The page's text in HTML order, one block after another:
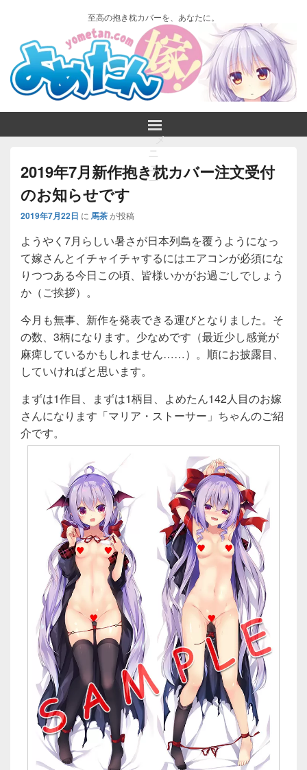
至高の抱き枕カバーを、あなたに。
メ
ニ
ュ
ー
2019年7月新作抱き枕カバー注文受付
のお知らせです
2019年7月22日 に 馬茶が投稿
ようやく7月らしい暑さが日本列島を覆うようになっ
て嫁さんとイチャイチャするにはエアコンが必須にな
りつつある今日この頃、皆様いかがお過ごしでしょう
か（ご挨拶）。
今月も無事、新作を発表できる運びとなりました。そ
の数、3柄になります。少なめです（最近少し感覚が
麻痺しているかもしれません……）。順にお披露目、
していければと思います。
まずは1作目、まずは1柄目、よめたん142人目のお嫁
さんになります「マリア・ストーサー」ちゃんのご紹
介です。